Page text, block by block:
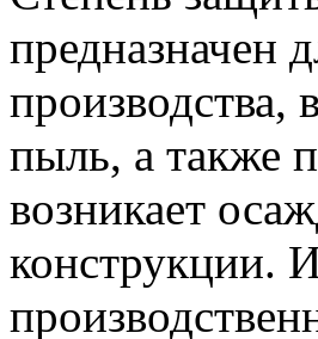
предназначен
производства,
пыль, а также
возникает
конструкции.